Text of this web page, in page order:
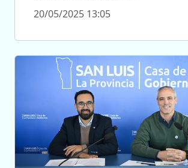
20/05/2025 13:05